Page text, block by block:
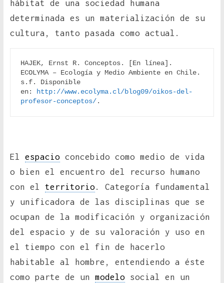
hábitat de una sociedad humana
determinada es un materialización de su
cultura, tanto pasada como actual.
HAJEK, Ernst R. Conceptos. [En línea].
ECOLYMA – Ecología y Medio Ambiente en Chile.
s.f. Disponible
en:
http://www.ecolyma.cl/blog09/oikos-del-
profesor-conceptos/.
El espacioconcebido como medio de vida
o bien el encuentro del recurso humano
con el territorio. Categoría fundamental
y unificadora de las disciplinas que se
ocupan de la modificación y organización
del espacio y de su valoración y uso en
el tiempo con el fin de hacerlo
habitable al hombre, entendiendo a éste
como parte de un modelosocial en un